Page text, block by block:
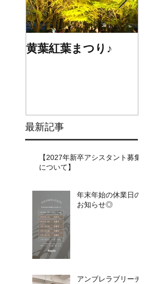
黄葉紅葉まつり♪
最新記事
【2027年新卒アシスタント募集
について】​​
年末年始の休業日の
お知らせ◎
アンブレラブリーチ